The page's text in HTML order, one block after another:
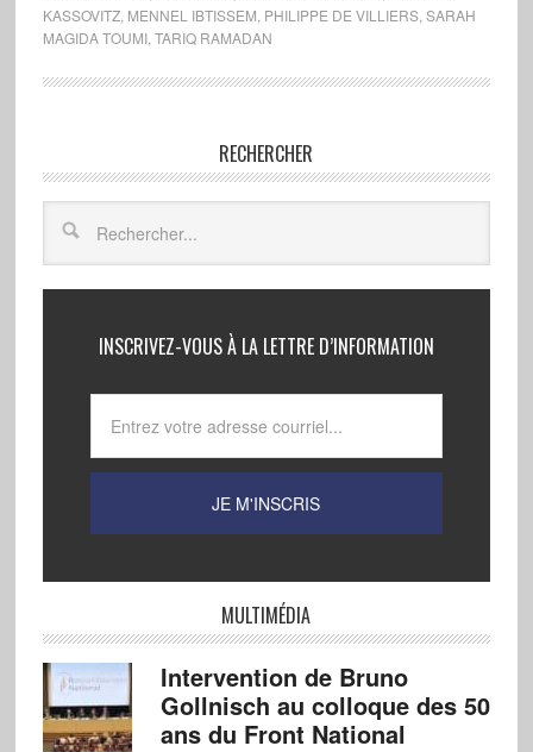
KASSOVITZ, MENNEL IBTISSEM PHILIPPE DE VILLIERS, SARAH
MAGIDA TOUMI, TARIQ RAMADAN
RECHERCHER
INSCRIVEZ-VOUS À LA LETTRE D’INFORMATION
MULTIMÉDIA
Intervention de Bruno
Gollnisch au colloque des 50
ans du Front National